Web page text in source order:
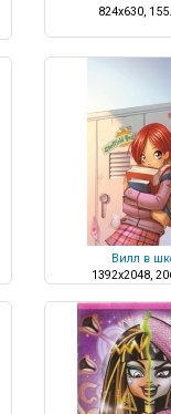
824x630,
Вилл в
1392x2048,